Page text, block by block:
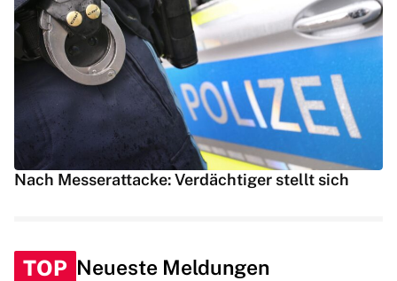
Nach Messerattacke: Verdächtiger stellt sich
TOP Neueste Meldungen